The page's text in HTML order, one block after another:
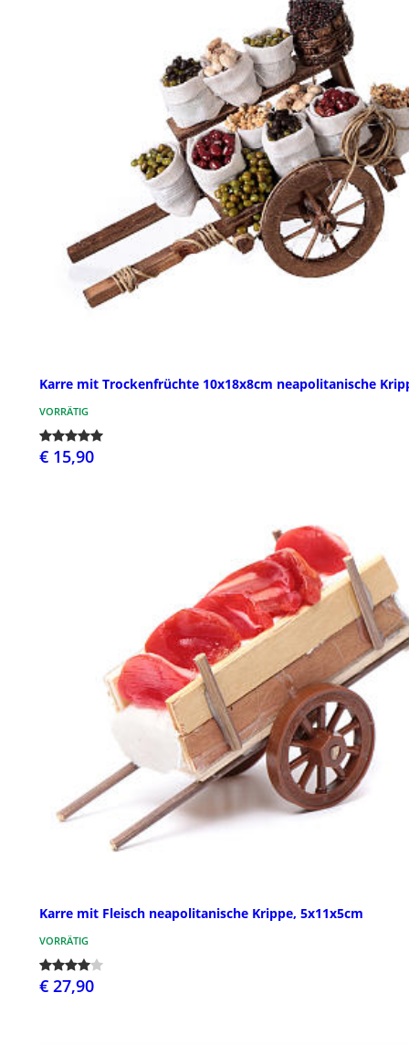
Karre mit Trockenfrüchte 10x18x8cm neapolitanische
VORRÄTIG
€ 15,90
Karre mit Fleisch neapolitanische Krippe, 5x11x5cm
VORRÄTIG
€ 27,90